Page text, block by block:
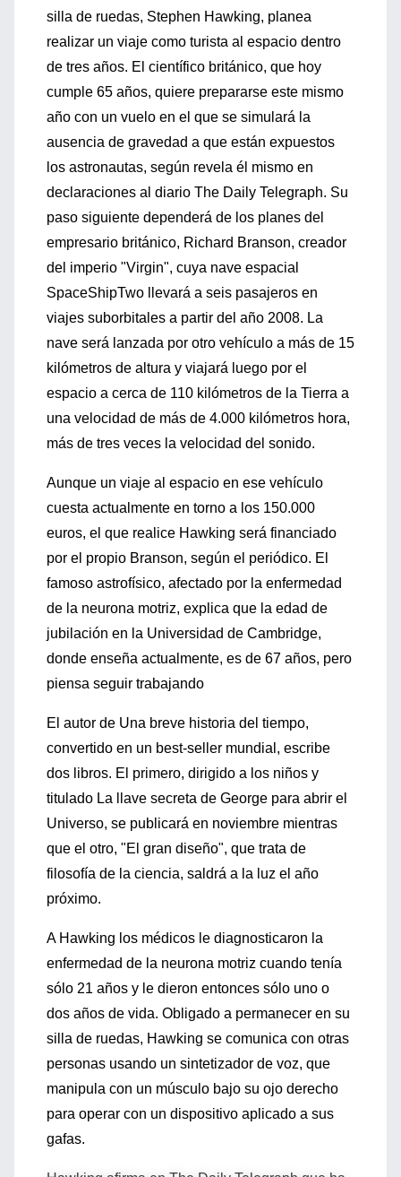
silla de ruedas, Stephen Hawking, planea
realizar un viaje como turista al espacio dentro
de tres años. El científico británico, que hoy
cumple 65 años, quiere prepararse este mismo
año con un vuelo en el que se simulará la
ausencia de gravedad a que están expuestos
los astronautas, según revela él mismo en
declaraciones al diario The Daily Telegraph. Su
paso siguiente dependerá de los planes del
empresario británico, Richard Branson, creador
del imperio "Virgin", cuya nave espacial
SpaceShipTwo llevará a seis pasajeros en
viajes suborbitales a partir del año 2008. La
nave será lanzada por otro vehículo a más de 15
kilómetros de altura y viajará luego por el
espacio a cerca de 110 kilómetros de la Tierra a
una velocidad de más de 4.000 kilómetros hora,
más de tres veces la velocidad del sonido.
Aunque un viaje al espacio en ese vehículo
cuesta actualmente en torno a los 150.000
euros, el que realice Hawking será financiado
por el propio Branson, según el periódico. El
famoso astrofísico, afectado por la enfermedad
de la neurona motriz, explica que la edad de
jubilación en la Universidad de Cambridge,
donde enseña actualmente, es de 67 años, pero
piensa seguir trabajando
El autor de Una breve historia del tiempo,
convertido en un best-seller mundial, escribe
dos libros. El primero, dirigido a los niños y
titulado La llave secreta de George para abrir el
Universo, se publicará en noviembre mientras
que el otro, "El gran diseño", que trata de
filosofía de la ciencia, saldrá a la luz el año
próximo.
A Hawking los médicos le diagnosticaron la
enfermedad de la neurona motriz cuando tenía
sólo 21 años y le dieron entonces sólo uno o
dos años de vida. Obligado a permanecer en su
silla de ruedas, Hawking se comunica con otras
personas usando un sintetizador de voz, que
manipula con un músculo bajo su ojo derecho
para operar con un dispositivo aplicado a sus
gafas.